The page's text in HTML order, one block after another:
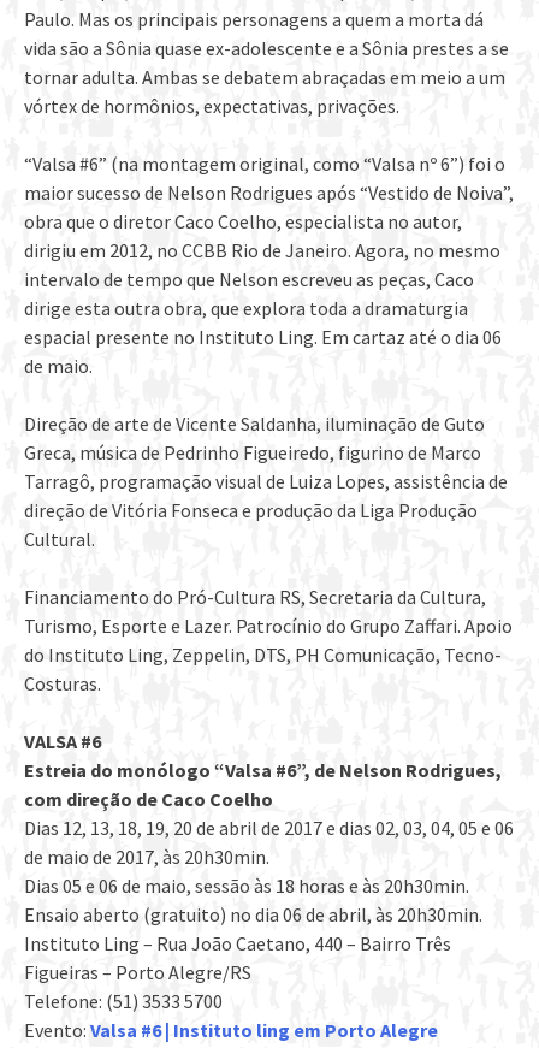
Paulo. Mas os principais personagens a quem a morta dá
vida são a Sônia quase ex-adolescente e a Sônia prestes a se
tornar adulta. Ambas se debatem abraçadas em meio a um
vórtex de hormônios, expectativas, privações.
“Valsa #6” (na montagem original, como “Valsa nº 6”) foi o
maior sucesso de Nelson Rodrigues após “Vestido de Noiva”,
obra que o diretor Caco Coelho, especialista no autor,
dirigiu em 2012, no CCBB Rio de Janeiro. Agora, no mesmo
intervalo de tempo que Nelson escreveu as peças, Caco
dirige esta outra obra, que explora toda a dramaturgia
espacial presente no Instituto Ling. Em cartaz até o dia 06
de maio.
Direção de arte de Vicente Saldanha, iluminação de Guto
Greca, música de Pedrinho Figueiredo, figurino de Marco
Tarragô, programação visual de Luiza Lopes, assistência de
direção de Vitória Fonseca e produção da Liga Produção
Cultural.
Financiamento do Pró-Cultura RS, Secretaria da Cultura,
Turismo, Esporte e Lazer. Patrocínio do Grupo Zaffari. Apoio
do Instituto Ling, Zeppelin, DTS, PH Comunicação, Tecno-
Costuras.
VALSA #6
Estreia do monólogo “Valsa #6”, de Nelson Rodrigues,
com direção de Caco Coelho
Dias 12, 13, 18, 19, 20 de abril de 2017 e dias 02, 03, 04, 05 e 06
de maio de 2017, às 20h30min.
Dias 05 e 06 de maio, sessão às 18 horas e às 20h30min.
Ensaio aberto (gratuito) no dia 06 de abril, às 20h30min.
Instituto Ling – Rua João Caetano, 440 – Bairro Três
Figueiras – Porto Alegre/RS
Telefone: (51) 3533 5700
Evento: Valsa #6 | Instituto ling em Porto Alegre